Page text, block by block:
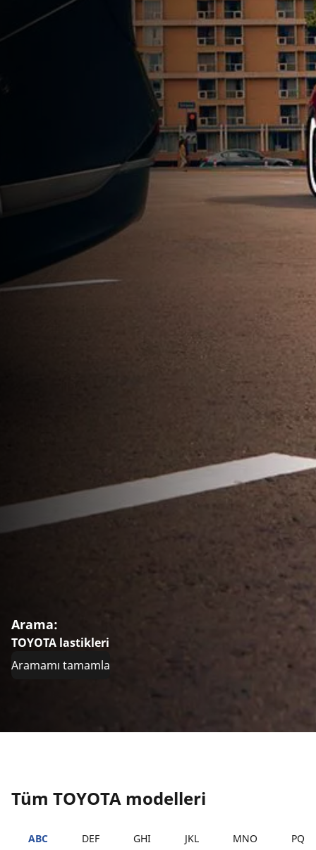
Arama:
TOYOTA lastikleri
Aramamı tamamla
Tüm TOYOTA modelleri
ABC DEF GHI JKL MNO PQRS